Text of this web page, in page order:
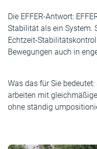
Die EFFER-Antwort:
Stabilität als ein System.
Echtzeit-
Bewegungen auch in
Was das für Sie
arbeiten mit
ohne ständig